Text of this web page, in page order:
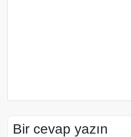
Bir cevap yazın